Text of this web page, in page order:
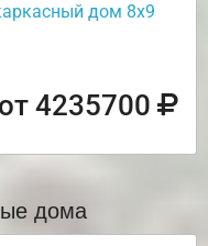
дом 8х9
от 4235700
дома